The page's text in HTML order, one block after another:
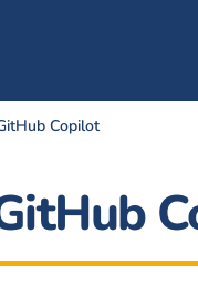
Copilot